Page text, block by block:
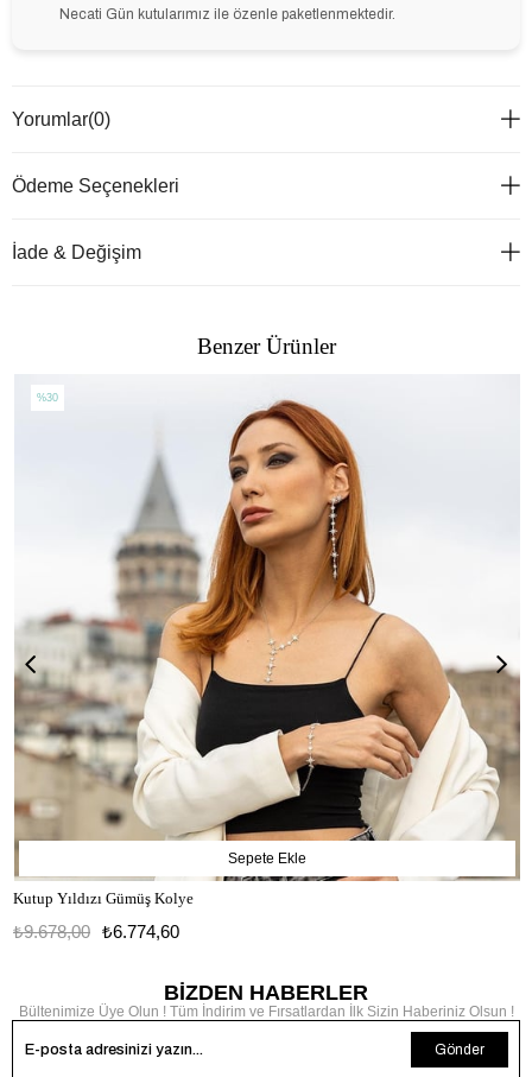
Necati Gün kutularımız ile özenle paketlenmektedir.
Yorumlar(0)
Ödeme Seçenekleri
İade & Değişim
Benzer Ürünler
Kutup Yıldızı Gümüş Kolye
₺6.774,60
₺9.678,00
Sepete Ekle
%30
BİZDEN HABERLER
Bültenimize Üye Olun ! Tüm İndirim ve Fırsatlardan İlk Sizin Haberiniz Olsun !
Gönder